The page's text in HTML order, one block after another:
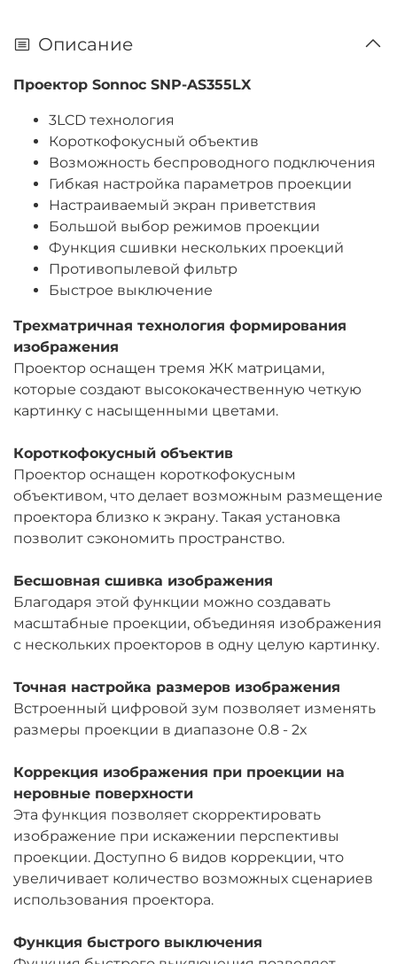
Описание
Проектор Sonnoc SNP-AS355LX
3LCD технология
Короткофокусный объектив
Возможность беспроводного подключения
Гибкая настройка параметров проекции
Настраиваемый экран приветствия
Большой выбор режимов проекции
Функция сшивки нескольких проекций
Противопылевой фильтр
Быстрое выключение
Трехматричная технология формирования
изображения
Проектор оснащен тремя ЖК матрицами,
которые создают высококачественную четкую
картинку с насыщенными цветами.
Короткофокусный объектив
Проектор оснащен короткофокусным
объективом, что делает возможным размещение
проектора близко к экрану. Такая установка
позволит сэкономить пространство.
Бесшовная сшивка изображения
Благодаря этой функции можно создавать
масштабные проекции, объединяя изображения
с нескольких проекторов в одну целую картинку.
Точная настройка размеров изображения
Встроенный цифровой зум позволяет изменять
размеры проекции в диапазоне 0.8 - 2x
Коррекция изображения при проекции на
неровные поверхности
Эта функция позволяет скорректировать
изображение при искажении перспективы
проекции. Доступно 6 видов коррекции, что
увеличивает количество возможных сценариев
использования проектора.
Функция быстрого выключения